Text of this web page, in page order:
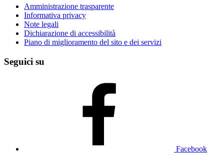
Amministrazione trasparente
Informativa privacy
Note legali
Dichiarazione di accessibilità
Piano di miglioramento del sito e dei servizi
Seguici su
Facebook